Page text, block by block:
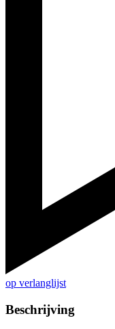
op verlanglijst
Beschrijving